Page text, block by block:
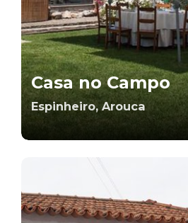
Casa no Campo
Espinheiro, Arouca